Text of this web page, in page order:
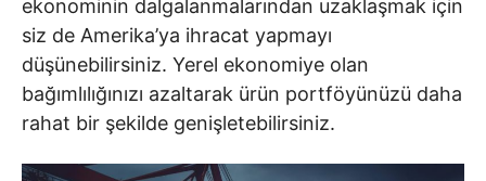
ekonominin dalgalanmalarından uzaklaşmak için
siz de Amerika’ya ihracat yapmayı
düşünebilirsiniz. Yerel ekonomiye olan
bağımlılığınızı azaltarak ürün portföyünüzü daha
rahat bir şekilde genişletebilirsiniz.